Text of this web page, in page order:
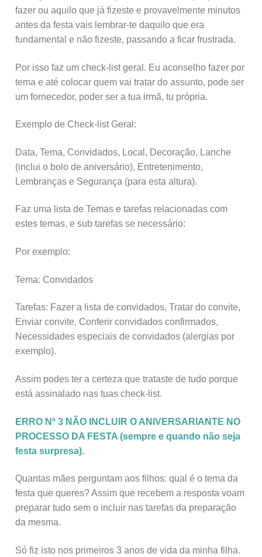
fazer ou aquilo que já fizeste e provavelmente minutos
antes da festa vais lembrar-te daquilo que era
fundamental e não fizeste, passando a ficar frustrada.
Por isso faz um check-list geral. Eu aconselho fazer por
tema e até colocar quem vai tratar do assunto, pode ser
um fornecedor, poder ser a tua irmã, tu própria.
Exemplo de Check-list Geral:
Data, Tema, Convidados, Local, Decoração, Lanche
(inclui o bolo de aniversário), Entretenimento,
Lembranças e Segurança (para esta altura).
Faz uma lista de Temas e tarefas relacionadas com
estes temas, e sub tarefas se necessário:
Por exemplo:
Tema: Convidados
Tarefas: Fazer a lista de convidados, Tratar do convite,
Enviar convite, Conferir convidados confirmados,
Necessidades especiais de convidados (alergias por
exemplo).
Assim podes ter a certeza que trataste de tudo porque
está assinalado nas tuas check-list.
ERRO Nº 3 NÃO INCLUIR O ANIVERSARIANTE NO
PROCESSO DA FESTA (sempre e quando não seja
festa surpresa).
Quantas mães perguntam aos filhos: qual é o tema da
festa que queres? Assim que recebem a resposta voam
preparar tudo sem o incluir nas tarefas da preparação
da mesma.
Só fiz isto nos primeiros 3 anos de vida da minha filha.